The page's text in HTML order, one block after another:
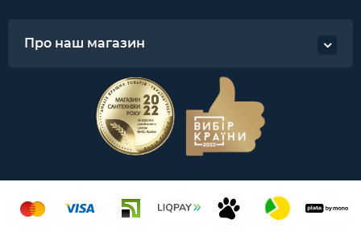
Про наш магазин